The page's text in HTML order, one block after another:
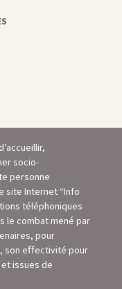
socio-
personne
site Internet “Info
téléphoniques
le combat mené par
pour
son eﬀectivité pour
issues de